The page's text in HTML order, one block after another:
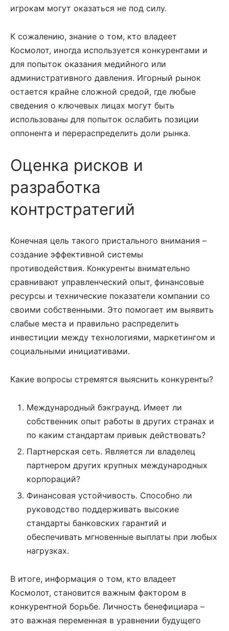
игрокам могут оказаться не под силу.
К сожалению, знание о том, кто владеет
Космолот, иногда используется конкурентами и
для попыток оказания медийного или
административного давления. Игорный рынок
остается крайне сложной средой, где любые
сведения о ключевых лицах могут быть
использованы для попыток ослабить позиции
оппонента и перераспределить доли рынка.
Оценка рисков и
разработка
контрстратегий
Конечная цель такого пристального внимания –
создание эффективной системы
противодействия. Конкуренты внимательно
сравнивают управленческий опыт, финансовые
ресурсы и технические показатели компании со
своими собственными. Это помогает им выявить
слабые места и правильно распределить
инвестиции между технологиями, маркетингом и
социальными инициативами.
Какие вопросы стремятся выяснить конкуренты?
Международный бэкграунд. Имеет ли
собственник опыт работы в других странах и
по каким стандартам привык действовать?
Партнерская сеть. Является ли владелец
партнером других крупных международных
корпораций?
Финансовая устойчивость. Способно ли
руководство поддерживать высокие
стандарты банковских гарантий и
обеспечивать мгновенные выплаты при любых
нагрузках.
В итоге, информация о том, кто владеет
Космолот, становится важным фактором в
конкурентной борьбе. Личность бенефициара –
это важная переменная в уравнении будущего